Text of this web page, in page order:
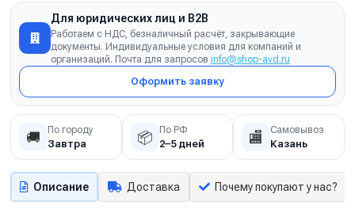
Для юридических лиц и B2B
Работаем с НДС, безналичный расчёт, закрывающие
документы. Индивидуальные условия для компаний и
организаций. Почта для запросов info@shop-avd.ru
Оформить заявку
🚚 По городу
Завтра 📦 По РФ
2–5 дней 🏬 Самовывоз
Казань
Описание Доставка Почему покупают у нас?